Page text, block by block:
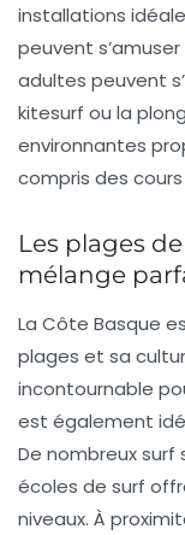
installations
peuvent
adultes peuvent
kitesurf ou la
environnantes
compris des
Les plages
mélange
La Côte Basque
plages et sa
incontournable
est également
De nombreux
écoles de surf
niveaux. À